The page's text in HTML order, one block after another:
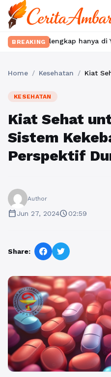
BREAKING
hanya di
Home / Kesehatan /
KESEHATAN
Kiat Sehat
Sistem
Perspektif
Author
calendar_todayJun 27, 2024schedule02:59
Share: